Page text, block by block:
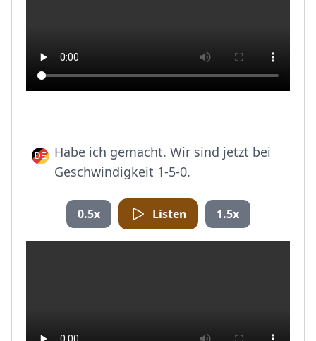
Habe ich gemacht. Wir sind jetzt bei
Geschwindigkeit 1-5-0.
0.5x Listen 1.5x